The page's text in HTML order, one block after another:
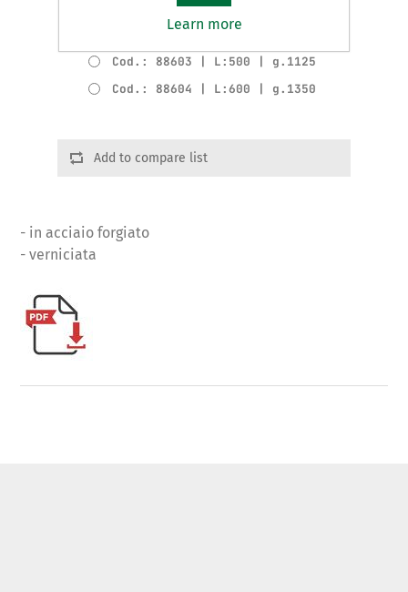
Varianti del prodotto
Cod.: 88602 | L:400 | g.715
Cod.: 88603 | L:500 | g.1125
Cod.: 88604 | L:600 | g.1350
Add to compare list
- in acciaio forgiato
- verniciata
Learn more